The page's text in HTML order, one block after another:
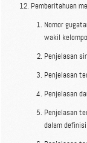
Pemberitahuan
Nomor
wakil
Penjelasan
Penjelasan
Penjelasan
Penjelasan
dalam